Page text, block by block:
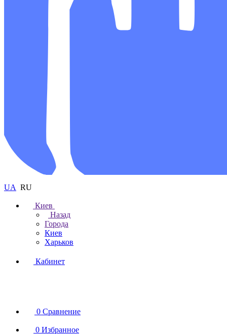
UA RU
Киев
Назад
Города
Киев
Харьков
Кабинет
0 Сравнение
0 Избранное